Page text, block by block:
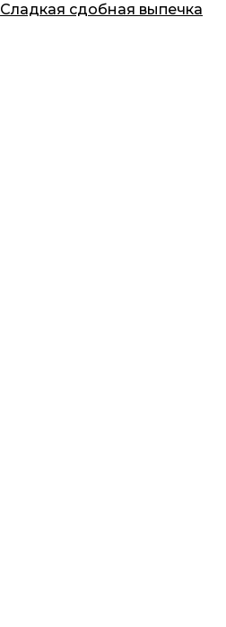
Сладкая сдобная выпечка